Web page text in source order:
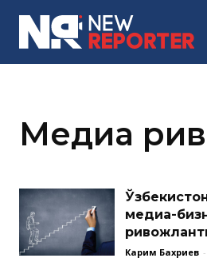
Медиа
медиа-
Карим Бахриев -